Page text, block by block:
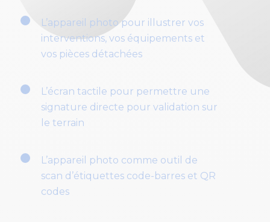
L’appareil photo pour illustrer vos
interventions, vos équipements et
vos pièces détachées
L’écran tactile pour permettre une
signature directe pour validation sur
le terrain
L’appareil photo comme outil de
scan d’étiquettes code-barres et QR
codes